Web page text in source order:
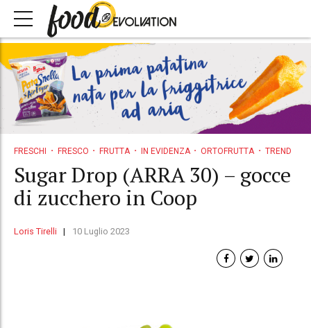
FRESCHI FRESCO FRUTTA IN EVIDENZA ORTOFRUTTA TREND
Sugar Drop (ARRA 30) – gocce
di zucchero in Coop
Loris Tirelli 10 Luglio 2023